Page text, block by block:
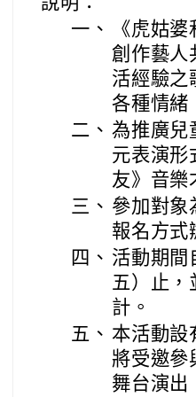
一、
《虎姑
創作藝人
活經驗之
各種情緒
二、 為推廣兒
元表演形
友》音樂
三、 參加對象
報名方式
四、 活動期間
五）止，
計。
五、 本活動設
將受邀參
舞台演出